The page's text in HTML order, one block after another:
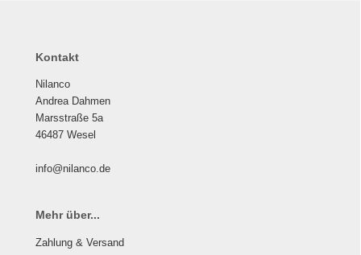
Kontakt
Nilanco
Andrea Dahmen
Marsstraße 5a
46487 Wesel
info@nilanco.de
Mehr über...
Zahlung & Versand